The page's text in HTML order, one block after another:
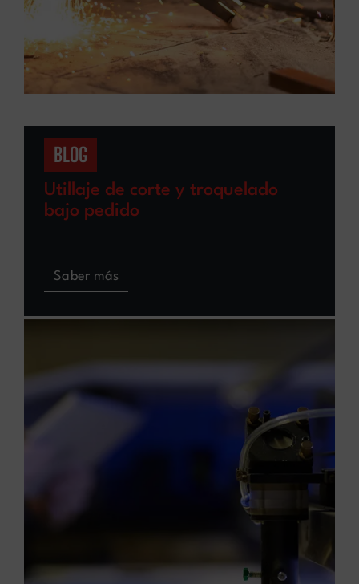
BLOG
Utillaje de corte y troquelado
bajo pedido
Saber más